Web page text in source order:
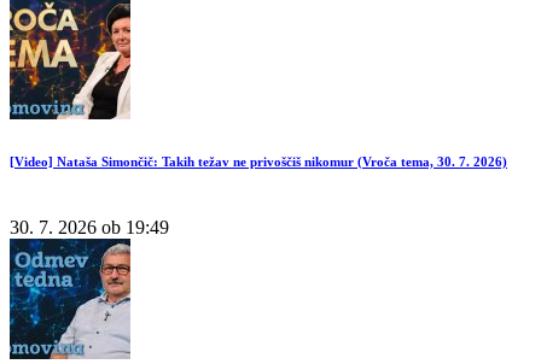
[Video] Nataša Simončič: Takih težav ne privoščiš nikomur (Vroča tema, 30. 7. 2026)
30. 7. 2026 ob 19:49